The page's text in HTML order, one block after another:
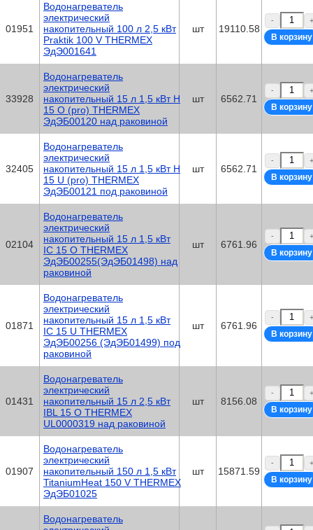
01951
Водонагреватель
электрический
накопительный 100 л 2,5 кВт
Praktik 100 V THERMEX
ЭдЭ001641
шт 19110.58
- +
33928
Водонагреватель
электрический
накопительный 15 л 1,5 кВт H
15 O (pro) THERMEX
ЭдЭБ00120 над раковиной
шт 6562.71
- +
32405
Водонагреватель
электрический
накопительный 15 л 1,5 кВт H
15 U (pro) THERMEX
ЭдЭБ00121 под раковиной
шт 6562.71
- +
02104
Водонагреватель
электрический
накопительный 15 л 1,5 кВт
IC 15 O THERMEX
ЭдЭБ00255(ЭдЭБ01498) над
раковиной
шт 6761.96
- +
01871
Водонагреватель
электрический
накопительный 15 л 1,5 кВт
IC 15 U THERMEX
ЭдЭБ00256 (ЭдЭБ01499) под
раковиной
шт 6761.96
- +
01431
Водонагреватель
электрический
накопительный 15 л 2,5 кВт
IBL 15 O THERMEX
UL0000319 над раковиной
шт 8156.08
- +
01907
Водонагреватель
электрический
накопительный 150 л 1,5 кВт
TitaniumHeat 150 V THERMEX
ЭдЭБ01025
шт 15871.59
- +
Водонагреватель